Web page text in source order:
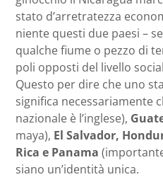
stato d’arretratezza
niente questi due paesi –
qualche fiume o pezzo di
poli opposti del livello
Questo per dire che uno
significa necessariamente
nazionale è l’inglese),
maya), El Salvador,
Rica e Panama
siano un’identità unica.